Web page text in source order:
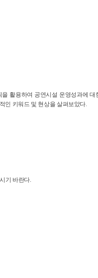
활용하여 공연시설 운영성과에
인 키워드 및 현상을 살펴보았다.
기 바란다.